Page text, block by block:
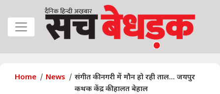
Home News
संगीत की नगरी में मौन हो रही ताल... जयपुर
कथक केंद्र की हालत बेहाल